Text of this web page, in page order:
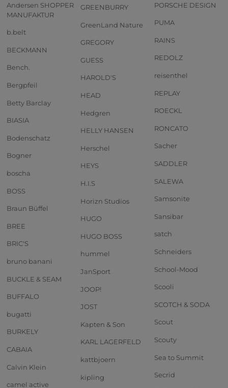
Andersen SHOPPER
MANUFAKTUR
b.belt
BECKMANN
Bench.
Bergpfeil
Betty Barclay
BIASIA
Bodenschatz
Bogner
boscha
BOSS
Braun Büffel
BREE
BRIC'S
bruno banani
BUCKLE & SEAM
BUFFALO
bugatti
BURKELY
CABAIA
Calvin Klein
camel active
GREENBURRY
GreenLand Nature
GREGORY
GUESS
HAROLD'S
HEAD
Hedgren
HELLY HANSEN
Herschel
HEYS
H.I.S
Horizn Studios
HUGO
HUGO BOSS
hummel
JanSport
JOOP!
JOST
Kapten & Son
KARL LAGERFELD
kattbjoern
kipling
PORSCHE DESIGN
PUMA
RAINS
REDOLZ
reisenthel
REPLAY
ROECKL
RONCATO
Sacher
SADDLER
SALEWA
Samsonite
Sansibar
satch
Schneiders
School-Mood
Scooli
SCOTCH & SODA
Scout
Scouty
Sea to Summit
Secrid